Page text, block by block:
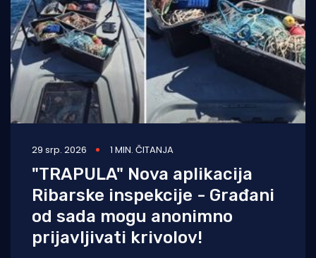
29 srp. 2026 1 MIN. ČITANJA
"TRAPULA" Nova aplikacija
Ribarske inspekcije - Građani
od sada mogu anonimno
prijavljivati krivolov!